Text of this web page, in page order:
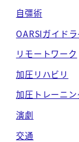
自彊術
OARSIガイドラ
リモートワーク
加圧リハビリ
加圧トレーニン
演劇
交通